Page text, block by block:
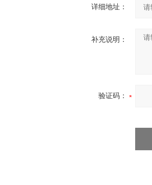
详细地址：
补充说明：
验证码：